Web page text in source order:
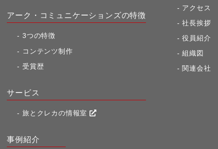
アーク・コミュニケーションズの特徴
3つの特徴
コンテンツ制作
受賞歴
サービス
旅とクレカの情報室
アクセス
社長挨拶
役員紹介
組織図
関連会社
事例紹介